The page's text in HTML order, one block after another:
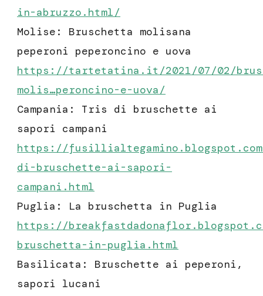
in-abruzzo.html/
Molise: Bruschetta molisana
peperoni peperoncino e uova
https://tartetatina.it/2021/07/02/
molis…peroncino-e-uova/
Campania: Tris di bruschette ai
sapori campani
https://
di-bruschette-ai-sapori-
campani.html
Puglia: La bruschetta in Puglia
https://
bruschetta-in-puglia.html
Basilicata: Bruschette ai peperoni,
sapori lucani